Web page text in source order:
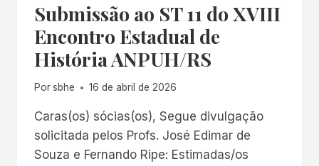
Submissão ao ST 11 do XVIII
Encontro Estadual de
História ANPUH/RS
Porsbhe 16 de abril de 2026
Caras(os) sócias(os), Segue divulgação
solicitada pelos Profs. José Edimar de
Souza e Fernando Ripe: Estimadas/os